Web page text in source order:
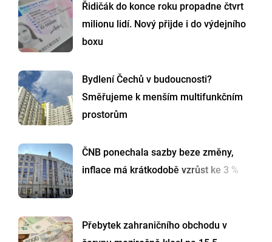
Řidičák do konce roku propadne čtvrt
milionu lidí. Nový přijde i do výdejního
boxu
Bydlení Čechů v budoucnosti?
Směřujeme k menším multifunkčním
prostorům
ČNB ponechala sazby beze změny,
inflace má krátkodobě vzrůst ke 3 %
Přebytek zahraničního obchodu v